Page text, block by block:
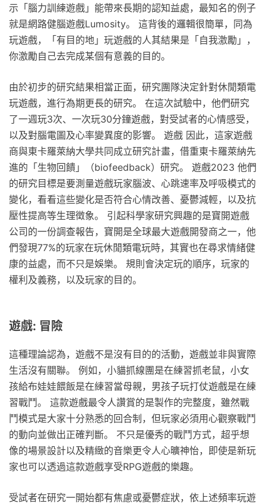
示「腦力訓練遊戲」能帶來長期的認知益處，最知名的例子
就是網路健腦遊戲Lumosity。 這背後的邏輯很簡單，同為
玩遊戲，「有目的地」玩遊戲的人其結果是「自我激勵」，
你激勵自己去完成某個有意義的目的。
由於初步的研究結果相當正面，研究團隊決定針對休閒類電
玩遊戲，進行為期更長的研究。 在這次試驗中，他們研究
了一週玩3次、一次玩30分鐘遊戲，對受試者的心情感受，
以及對腦電圖及心率變異度的影響。 遊戲 因此，這家遊戲
商與東卡羅萊納大學共同成立研究計畫，借重東卡羅萊納先
進的「生物回饋」（biofeedback）研究。 遊戲2023 他們
的研究目標是要測量遊戲玩家腦波、心跳速率及呼吸模式的
變化，看看這些變化是否符合心情改善、憂鬱減輕，以及抗
壓性提高等生理徵象。 引起科學家研究興趣的是寶開遊戲
公司的一份調查報告，寶開是全球最大遊戲開發商之一，他
們發現77%的玩家在玩休閒類電玩時，其實也在尋求情緒健
康的益處，而不只是娛樂。 規則會決定玩的順序，玩家的
權利及義務，以及玩家的目的。
遊戲: 冒險
這種理論認為，遊戲不是沒有目的的活動，遊戲並非與實際
生活沒有關聯。 例如，小貓抓線團是在練習抓老鼠，小女
孩給布娃娃餵飯是在練習當母親，男孩子玩打仗遊戲是在練
習戰鬥。 這款遊戲最令人讚賞的是製作的完整度，雖然戰
鬥模式是大家十分熟悉的回合制，但玩家必須用心觀察戰鬥
的動向並做出正確判斷。 不只是優秀的戰鬥方式，超乎想
像的場景設計以及精緻的音樂更令人心曠神怡，即使是新玩
家也可以透過這款遊戲享受RPG遊戲的樂趣。
受試者在研究一開始都有焦慮或憂鬱症狀，依上述頻率玩遊